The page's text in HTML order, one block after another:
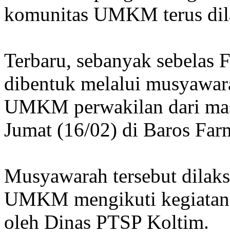
komunitas UMKM terus
Terbaru, sebanyak
dibentuk melalui
UMKM perwakilan dari
Jumat (16/02) di Baros
Musyawarah tersebut
UMKM mengikuti kegiatan
oleh Dinas PTSP Koltim.